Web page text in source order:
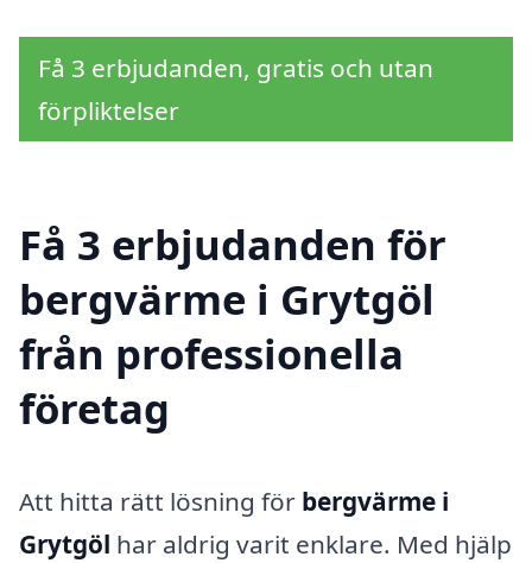
Få 3 erbjudanden, gratis och utan
förpliktelser
Få 3 erbjudanden för
bergvärme i Grytgöl
från professionella
företag
Att hitta rätt lösning för bergvärme i
Grytgöl har aldrig varit enklare. Med hjälp